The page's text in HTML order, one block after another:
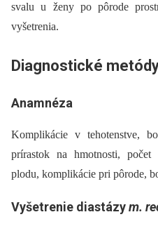
svalu u ženy po pôrode
vyšetrenia.
Diagnostické
Anamnéza
Komplikácie v tehotenstve,
prírastok na hmotnosti,
plodu, komplikácie pri pôrode,
Vyšetrenie diastázym.